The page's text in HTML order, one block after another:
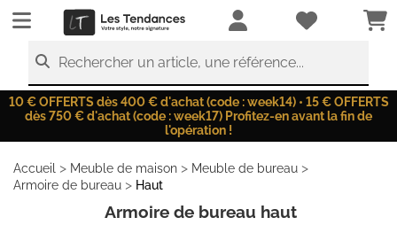
LesTendances.fr
Rechercher un article, une référence...
10 € OFFERTS dès 400 € d'achat (code : week14) • 15 € OFFERTS
dès 750 € d'achat (code : week17) Profitez-en avant la fin de
l'opération !
Accueil > Meuble de maison > Meuble de bureau >
Armoire de bureau > Haut
Armoire de bureau haut